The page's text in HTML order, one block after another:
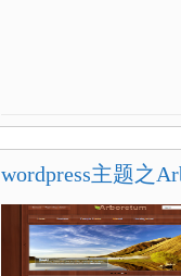
wordpress主题之